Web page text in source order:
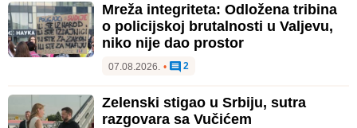
Mreža integriteta: Odložena tribina
o policijskoj brutalnosti u Valjevu,
niko nije dao prostor
07.08.2026. • 2
Zelenski stigao u Srbiju, sutra
razgovara sa Vučićem